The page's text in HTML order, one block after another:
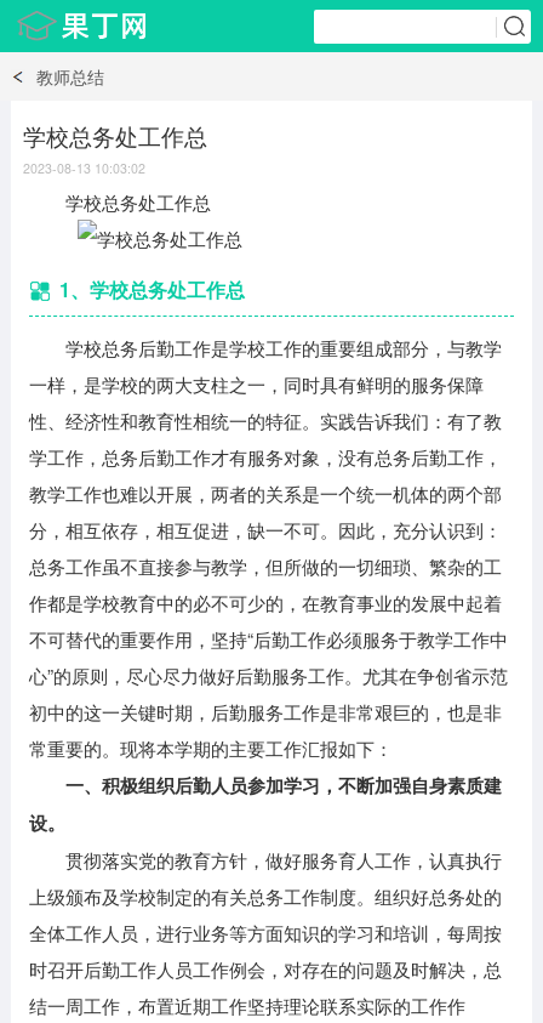
教师总结
学校总务处工作总
2023-08-13 10:03:02
学校总务处工作总
1、学校总务处工作总
学校总务后勤工作是学校工作的重要组成部分，与教学
一样，是学校的两大支柱之一，同时具有鲜明的服务保障
性、经济性和教育性相统一的特征。实践告诉我们：有了教
学工作，总务后勤工作才有服务对象，没有总务后勤工作，
教学工作也难以开展，两者的关系是一个统一机体的两个部
分，相互依存，相互促进，缺一不可。因此，充分认识到：
总务工作虽不直接参与教学，但所做的一切细琐、繁杂的工
作都是学校教育中的必不可少的，在教育事业的发展中起着
不可替代的重要作用，坚持“后勤工作必须服务于教学工作中
心”的原则，尽心尽力做好后勤服务工作。尤其在争创省示范
初中的这一关键时期，后勤服务工作是非常艰巨的，也是非
常重要的。现将本学期的主要工作汇报如下：
一、积极组织后勤人员参加学习，不断加强自身素质建
设。
贯彻落实党的教育方针，做好服务育人工作，认真执行
上级颁布及学校制定的有关总务工作制度。组织好总务处的
全体工作人员，进行业务等方面知识的学习和培训，每周按
时召开后勤工作人员工作例会，对存在的问题及时解决，总
结一周工作，布置近期工作坚持理论联系实际的工作作